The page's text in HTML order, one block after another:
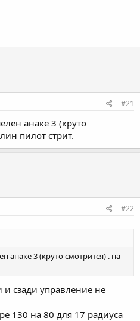
#21
анаке 3 (круто
пилот стрит.
#22
анаке 3 (круто смотрится) . на
и сзади управление не
130 на 80 для 17 радиуса